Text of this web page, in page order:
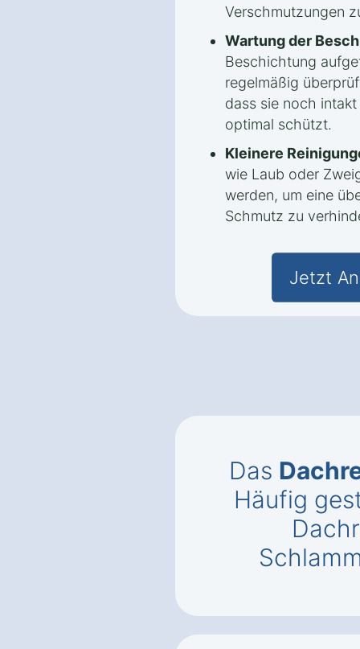
Verschmutzungen
Wartung der
Beschichtung
regelmäßig
dass sie noch
optimal schützt.
Kleinere
wie Laub oder
werden, um eine
Schmutz zu
Jetzt
Das
Häufig